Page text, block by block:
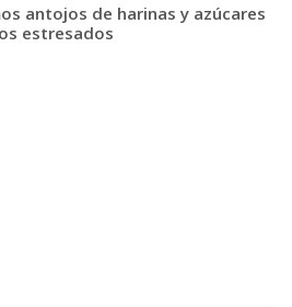
antojos de harinas y azúcares
estresados